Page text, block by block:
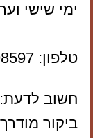
ימי שישי וערבי חג
טלפון: 054-9798597
חשוב לדעת:
ביקור